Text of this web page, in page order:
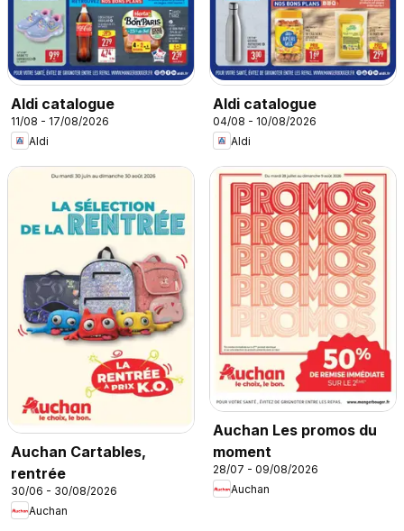
Aldi catalogue
11/08 - 17/08/2026
Aldi
Aldi catalogue
04/08 - 10/08/2026
Aldi
Auchan Cartables,
rentrée
30/06 - 30/08/2026
Auchan
Auchan Les promos du
moment
28/07 - 09/08/2026
Auchan